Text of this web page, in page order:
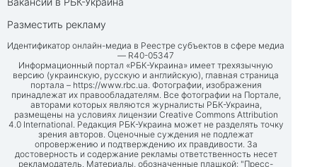
Разместить рекламу
Идентификатор онлайн-медиа в Реестре субъектов в сфере медиа
— R40-05347
Информационный портал «РБК-Украина» имеет трехязычную
версию (украинскую, русскую и английскую), главная страница
портала – https://www.rbc.ua. Фотографии, изображения
принадлежат их правообладателям. Все фотографии на Портале,
авторами которых являются журналисты РБК-Украина,
размещены на условиях лицензии Creative Commons Attribution
4.0 International. Редакция РБК-Украина может не разделять точку
зрения авторов. Оценочные суждения не подлежат
опровержению и подтверждению их правдивости. За
достоверность и содержание рекламы ответственность несет
рекламодатель. Материалы, обозначенные плашкой: "Пресс-